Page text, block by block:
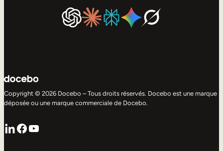
Copyright © 2026 Docebo – Tous droits réservés. Docebo est une marque
déposée ou une marque commerciale de Docebo.
LinkedIn
Facebook
YouTube